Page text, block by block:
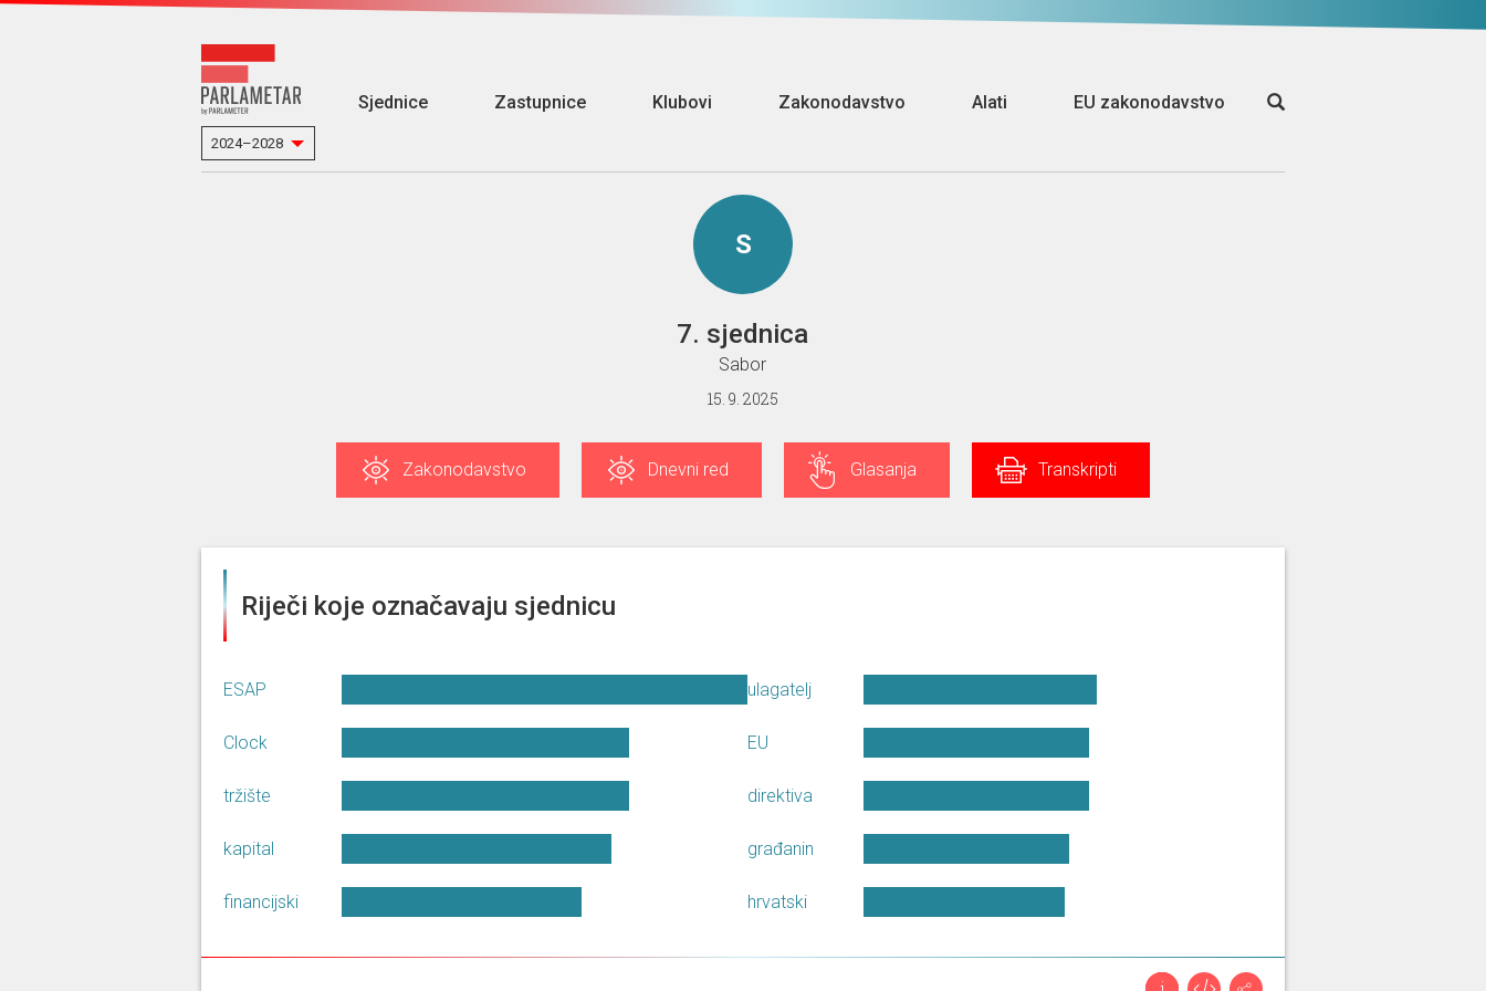
Sjednice Zastupnice Klubovi Zakonodavstvo Alati EU zakonodavstvo
S
7. sjednica
Sabor
15. 9. 2025
Zakonodavstvo Dnevni red Glasanja Transkripti
Riječi koje označavaju sjednicu
ESAP
Clock
tržište
kapital
financijski
ulagatelj
EU
direktiva
građanin
hrvatski